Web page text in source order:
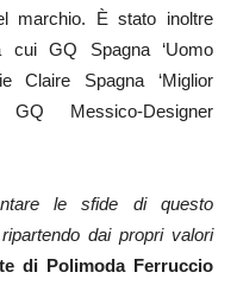
marchio. È stato inoltre
cui GQ Spagna ‘Uomo
Claire Spagna ‘Miglior
Messico-Designer
le sfide di questo
dai propri valori
di Polimoda Ferruccio